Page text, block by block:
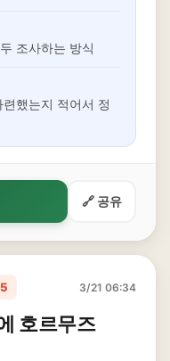
조사하는 방식
했는지 적어서 정
🔗 공유
3/21 06:34
호르무즈